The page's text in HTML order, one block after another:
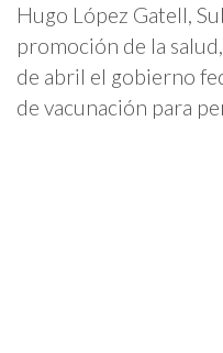
Hugo López Gatell,
promoción de la
de abril el gobierno
de vacunación para